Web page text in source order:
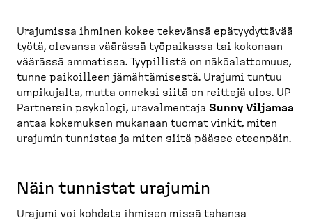
l
k
u
Urajumissa ihminen kokee tekevänsä epätyy­dyttävää
työtä, olevansa väärässä työpaikassa tai kokonaan
väärässä ammatissa. Tyypillistä on näköalat­tomuus,
tunne paikoilleen jämähtä­misestä. Urajumi tuntuu
umpikujalta, mutta onneksi siitä on reittejä ulos. UP
Partnersin psykologi, uraval­mentaja Sunny Viljamaa
antaa kokemuksen mukanaan tuomat vinkit, miten
urajumin tunnistaa ja miten siitä pääsee eteenpäin.
Näin tunnistat urajumin
Urajumi voi kohdata ihmisen missä tahansa